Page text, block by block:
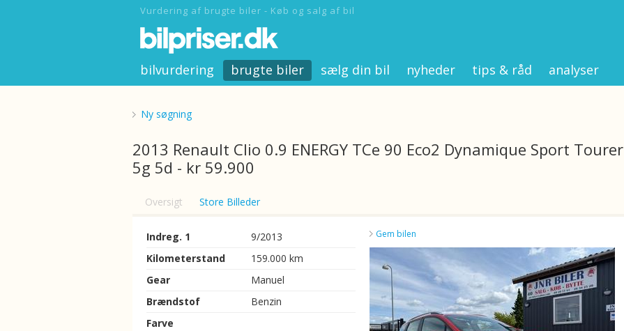
Vurdering af brugte biler - Køb og salg af bil
bilvurdering brugte biler sælg din bil nyheder tips & råd analyser
Ny søgning
2013 Renault Clio 0.9 ENERGY TCe 90 Eco2 Dynamique Sport Tourer
5g 5d - kr 59.900
Oversigt Store Billeder
Indreg. 1
9/2013
Kilometerstand
159.000 km
Gear
Manuel
Brændstof
Benzin
Farve
Gem bilen